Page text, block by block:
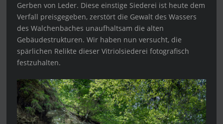
Gerben von Leder. Diese einstige Siederei ist heute dem
Verfall preisgegeben, zerstört die Gewalt des Wassers
des Walchenbaches unaufhaltsam die alten
Gebäudestrukturen. Wir haben nun versucht, die
spärlichen Relikte dieser Vitriolsiederei fotografisch
festzuhalten.